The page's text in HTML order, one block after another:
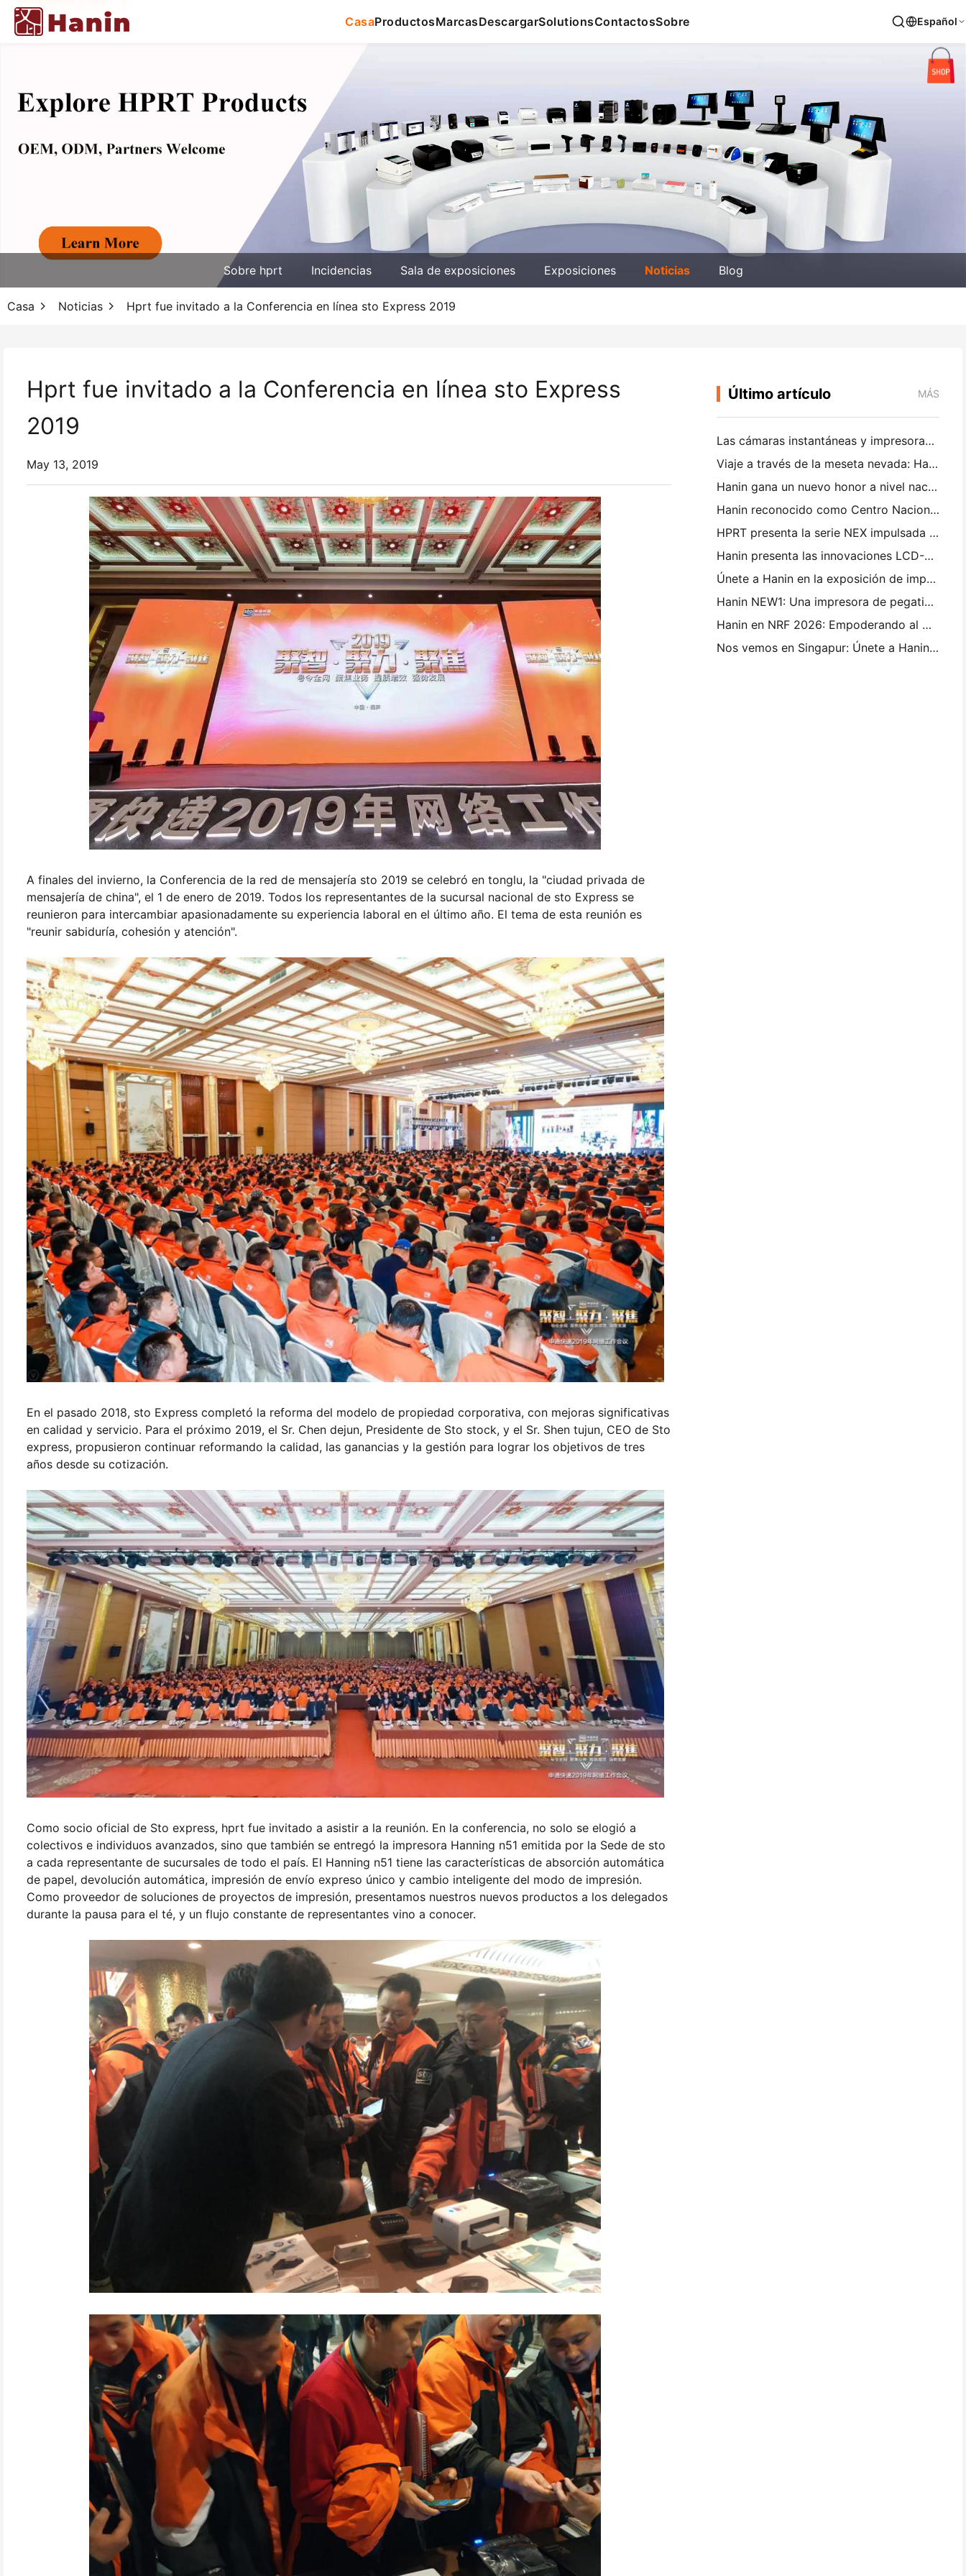
CasaProductosMarcasDescargarSolutionsContactosSobre Español
Sobre hprt Incidencias Sala de exposiciones Exposiciones Noticias Blog
Casa Noticias Hprt fue invitado a la Conferencia en línea sto Express 2019
Hprt fue invitado a la Conferencia en línea sto Express
2019
May 13, 2019
A finales del invierno, la Conferencia de la red de mensajería sto 2019 se celebró en tonglu, la "ciudad privada de
mensajería de china", el 1 de enero de 2019. Todos los representantes de la sucursal nacional de sto Express se
reunieron para intercambiar apasionadamente su experiencia laboral en el último año. El tema de esta reunión es
"reunir sabiduría, cohesión y atención".
En el pasado 2018, sto Express completó la reforma del modelo de propiedad corporativa, con mejoras significativas
en calidad y servicio. Para el próximo 2019, el Sr. Chen dejun, Presidente de Sto stock, y el Sr. Shen tujun, CEO de Sto
express, propusieron continuar reformando la calidad, las ganancias y la gestión para lograr los objetivos de tres
años desde su cotización.
Como socio oficial de Sto express, hprt fue invitado a asistir a la reunión. En la conferencia, no solo se elogió a
colectivos e individuos avanzados, sino que también se entregó la impresora Hanning n51 emitida por la Sede de sto
a cada representante de sucursales de todo el país. El Hanning n51 tiene las características de absorción automática
de papel, devolución automática, impresión de envío expreso único y cambio inteligente del modo de impresión.
Como proveedor de soluciones de proyectos de impresión, presentamos nuestros nuevos productos a los delegados
durante la pausa para el té, y un flujo constante de representantes vino a conocer.
Último artículo MÁS
Las cámaras instantáneas y impresoras fotográficas portátiles de Hanin atraen un gran interés en IEAE Shenzhen 2026
Viaje a través de la meseta nevada: Hanin trae programas de educación en fotografía a los niños de Qamdo
Hanin gana un nuevo honor a nivel nacional: nombrado "2026 Hecho en China · Marca de confianza por los consumidores"
Hanin reconocido como Centro Nacional de Tecnología Empresarial para el Liderazgo en Innovación
HPRT presenta la serie NEX impulsada por IA para el comercio minorista inteligente en CHINASHOP 2026
Hanin presenta las innovaciones LCD-L298 y SJF para la impresión 3D industrial en TCT Asia 2026
Únete a Hanin en la exposición de impresión 3D TCT Asia 2026
Hanin NEW1: Una impresora de pegatinas portátil llega a las tiendas LOFT de Japón
Hanin en NRF 2026: Empoderando al minorista con soluciones de impresión inteligentes de escenario completo
Nos vemos en Singapur: Únete a Hanin en ITMA ASIA 2025 para ser testigo de la última tecnología de impresión digital